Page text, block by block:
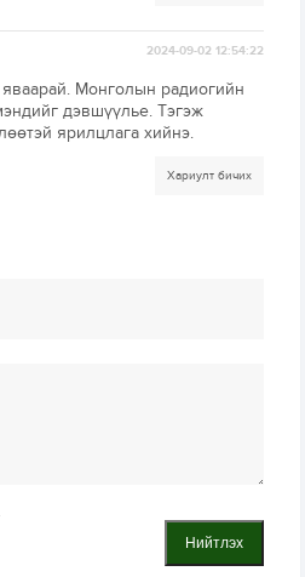
2024-09-02 12:54:22
Монголын радиогийн
дэвшүүлье. Тэгэж
ярилцлага хийнэ.
Хариулт бичих
Нийтлэх